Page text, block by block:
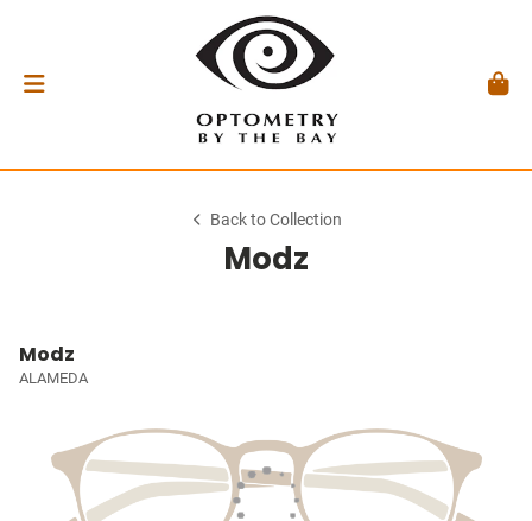
Back to Collection
Modz
Modz
ALAMEDA